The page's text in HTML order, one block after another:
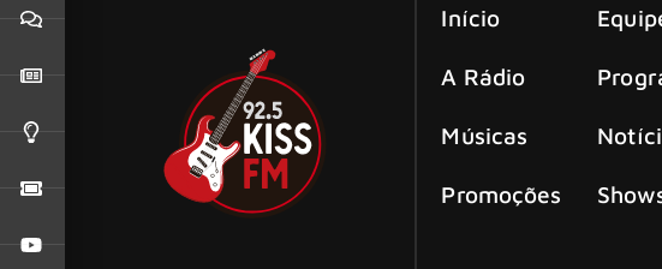
Início
A Rádio
Músicas
Promoções